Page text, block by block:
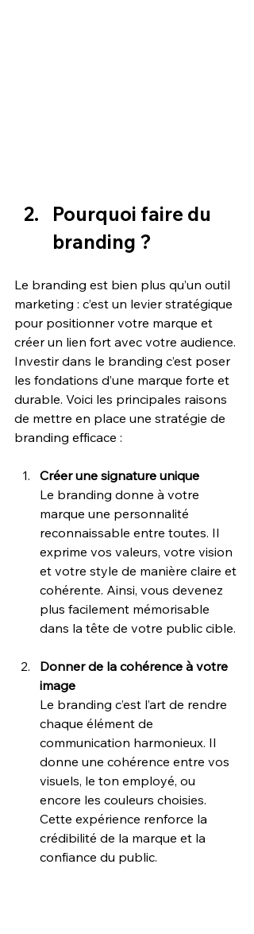
Pourquoi faire du
branding ?
Le branding est bien plus qu’un outil
marketing : c’est un levier stratégique
pour positionner votre marque et
créer un lien fort avec votre audience.
Investir dans le branding c’est poser
les fondations d’une marque forte et
durable. Voici les principales raisons
de mettre en place une stratégie de
branding efficace :
Créer une signature unique
Le branding donne à votre
marque une personnalité
reconnaissable entre toutes. Il
exprime vos valeurs, votre vision
et votre style de manière claire et
cohérente. Ainsi, vous devenez
plus facilement mémorisable
dans la tête de votre public cible.
Donner de la cohérence à votre
image
Le branding c’est l’art de rendre
chaque élément de
communication harmonieux. Il
donne une cohérence entre vos
visuels, le ton employé, ou
encore les couleurs choisies.
Cette expérience renforce la
crédibilité de la marque et la
confiance du public.